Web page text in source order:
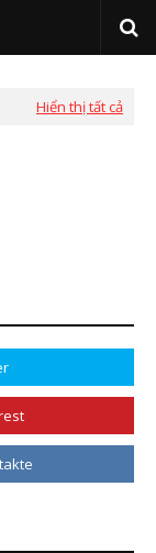
Hiển thị tất cả